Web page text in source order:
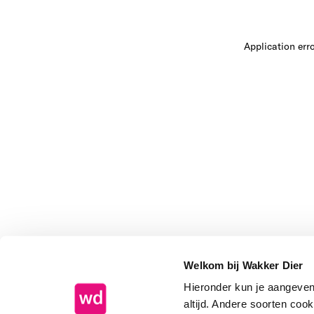
Welkom bij Wakker Dier
Hieronder kun je
altijd. Andere soorten
Application